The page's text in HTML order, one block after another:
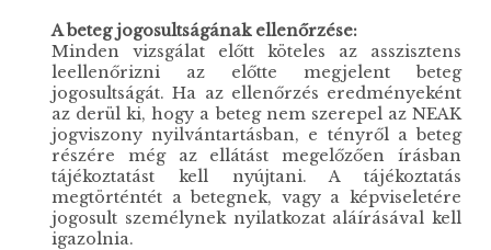
A beteg jogosultságának ellenőrzése:
Minden vizsgálat előtt köteles az asszisztens
leellenőrizni az előtte megjelent beteg
jogosultságát. Ha az ellenőrzés eredményeként
az derül ki, hogy a beteg nem szerepel az NEAK
jogviszony nyilvántartásban, e tényről a beteg
részére még az ellátást megelőzően írásban
tájékoztatást kell nyújtani. A tájékoztatás
megtörténtét a betegnek, vagy a képviseletére
jogosult személynek nyilatkozat aláírásával kell
igazolnia.